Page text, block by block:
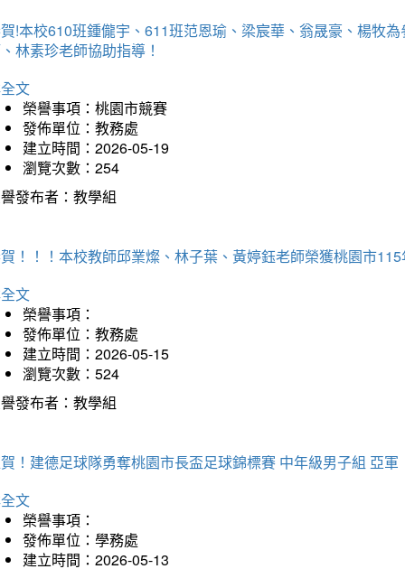
!本校610班鍾儱宇、611班范恩瑜、梁宸華、翁晟豪、楊牧
林素珍老師協助指導！
文
榮譽事項：桃園市競賽
發佈單位：教務處
建立時間：2026-05-19
瀏覽次數：254
發布者：教學組
！！！本校教師邱業燦、林子葉、黃婷鈺老師榮獲桃園市
文
榮譽事項：
發佈單位：教務處
建立時間：2026-05-15
瀏覽次數：524
發布者：教學組
！建德足球隊勇奪桃園市長盃足球錦標賽 中年級男子組 亞軍
文
榮譽事項：
發佈單位：學務處
建立時間：2026-05-13